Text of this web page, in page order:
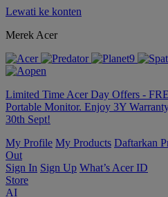
Lewati ke konten
Merek Acer
Limited Time Acer Day Offers -
Portable Monitor. Enjoy 3Y
30th Sept!
My Profile My Products Daftarkan
Out
Sign In Sign Up What’s Acer ID
Store
AI